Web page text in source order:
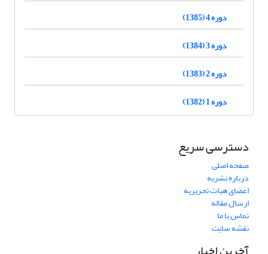
دوره 4 (1385)
دوره 3 (1384)
دوره 2 (1383)
دوره 1 (1382)
دسترسی سریع
صفحه اصلی
درباره نشریه
اعضای هیات تحریریه
ارسال مقاله
تماس با ما
نقشه سایت